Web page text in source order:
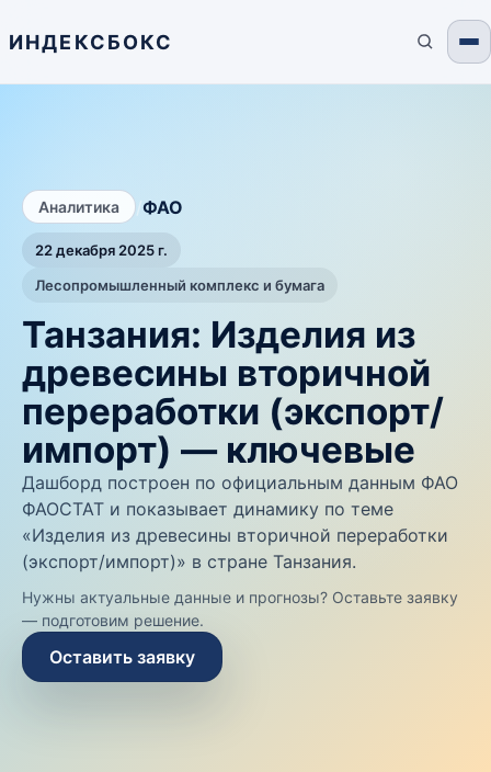
ИНДЕКСБОКС
Аналитика ФАО
22 декабря 2025 г.
Лесопромышленный комплекс и бумага
Танзания: Изделия из
древесины вторичной
переработки (экспорт/
импорт) — ключевые
Дашборд построен по официальным данным ФАО
ФАОСТАТ и показывает динамику по теме
«Изделия из древесины вторичной переработки
(экспорт/импорт)» в стране Танзания.
Нужны актуальные данные и прогнозы? Оставьте заявку
— подготовим решение.
Оставить заявку